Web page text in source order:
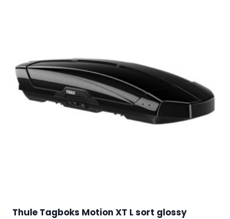
Thule Tagboks Motion XT L sort glossy